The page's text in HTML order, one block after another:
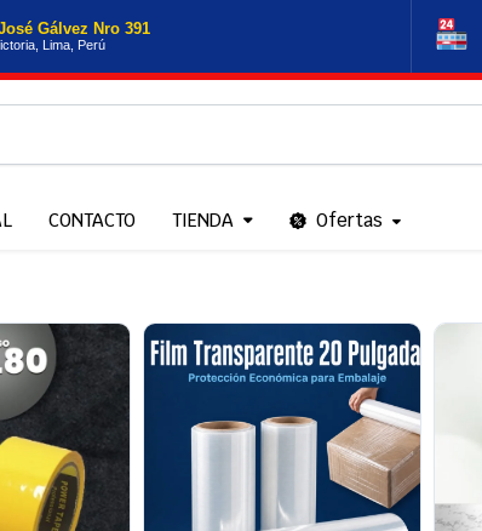
Gálvez Nro 391
Lima, Perú
CONTACTO TIENDA Ofertas